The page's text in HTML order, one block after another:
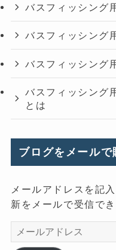
バスフィッシング
バスフィッシング
バスフィッシング
バスフィッシング
とは
ブログをメールで
メールアドレスを記
新をメールで受信でき
メ
ー